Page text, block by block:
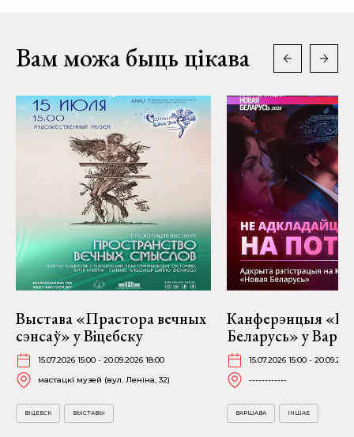
Вам можа быць цікава
Выстава «Прастора вечных
сэнсаў» у Віцебску
15.07.2026 15:00 - 20.09.2026 18:00
мастацкі музей (вул. Леніна, 32)
ВІЦЕБСК ВЫСТАВЫ
Канферэнцыя
Беларусь» у
15.07.2026 15:00 -
------------
ВАРШАВА ІНШАЕ